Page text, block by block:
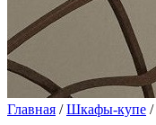
Главная /Шкафы-купе /